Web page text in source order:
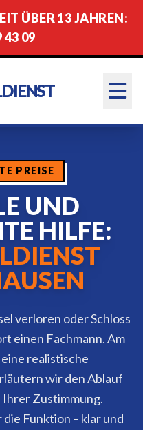
ÜBER 13 JAHREN:
43 09
PREISE
UND
HILFE:
verloren oder Schloss
einen Fachmann. Am
realistische
wir den Ablauf
Zustimmung.
Funktion – klar und